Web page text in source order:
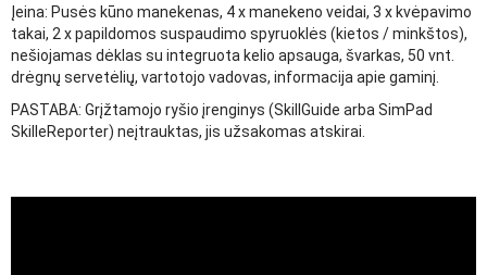
Įeina: Pusės kūno manekenas, 4 x manekeno veidai, 3 x kvėpavimo
takai, 2 x papildomos suspaudimo spyruoklės (kietos / minkštos),
nešiojamas dėklas su integruota kelio apsauga, švarkas, 50 vnt.
drėgnų servetėlių, vartotojo vadovas, informacija apie gaminį.
PASTABA: Grįžtamojo ryšio įrenginys (SkillGuide arba SimPad
SkilleReporter) neįtrauktas, jis užsakomas atskirai.